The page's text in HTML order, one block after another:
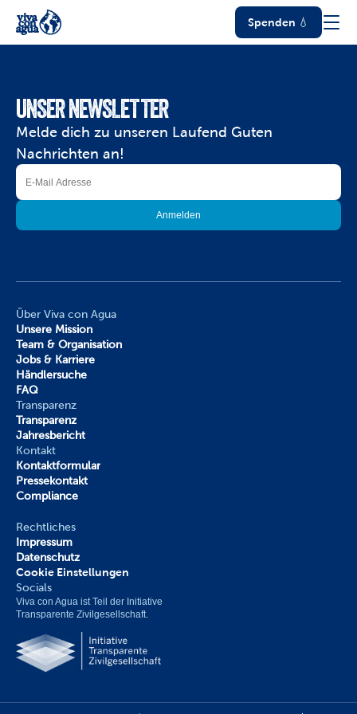
Spenden 💧
UNSER NEWSLETTER
Melde dich zu unseren Laufend Guten
Nachrichten an!
Über Viva con Agua
Unsere Mission
Team & Organisation
Jobs & Karriere
Händlersuche
FAQ
Transparenz
Transparenz
Jahresbericht
Kontakt
Kontaktformular
Pressekontakt
Compliance
Rechtliches
Impressum
Datenschutz
Cookie Einstellungen
Socials
Viva con Agua ist Teil der Initiative
Transparente Zivilgesellschaft.